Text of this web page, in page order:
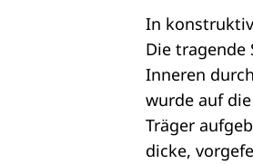
In
Die
Inneren
wurde auf
Träger
dicke,